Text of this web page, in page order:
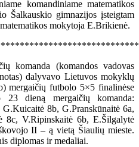
komandiniame matematikos
Šalkauskio gimnazijos įsteigtam
mokytoja E.Brikienė.
komanda (komandos vadovas
dalyvavo Lietuvos mokyklų
mergaičių futbolo 5×5 finalinėse
dieną mergaičių komanda:
8b, G.Pranskūnaitė 6a,
8c, V.Ripinskaitė 6b, E.Šilgalytė
II – ą vietą Šiaulių mieste.
diplomas ir medaliai.